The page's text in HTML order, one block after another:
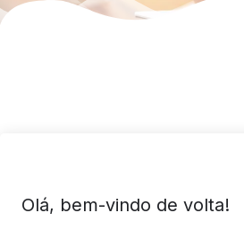
Olá, bem-vindo de volta!